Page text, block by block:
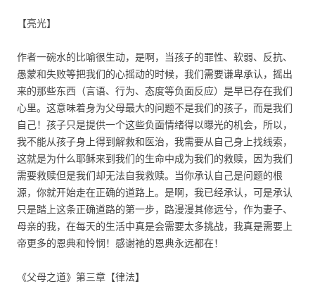
【亮光】
作者一碗水的比喻很生动，是啊，当孩子的罪性、软弱、反抗、
愚蒙和失败等把我们的心摇动的时候，我们需要谦卑承认，摇出
来的那些东西（言语、行为、态度等负面反应）是早已存在我们
心里。这意味着身为父母最大的问题不是我们的孩子，而是我们
自己！孩子只是提供一个这些负面情绪得以曝光的机会，所以，
我不能从孩子身上得到解救和医治，我需要从自己身上找线索，
这就是为什么耶稣来到我们的生命中成为我们的救赎，因为我们
需要救赎但是我们却无法自我救赎。当你承认自己是问题的根
源，你就开始走在正确的道路上。是啊，我已经承认，可是承认
只是踏上这条正确道路的第一步，路漫漫其修远兮，作为妻子、
母亲的我，在每天的生活中真是会需要太多挑战，我真是需要上
帝更多的恩典和怜悯！感谢祂的恩典永远都在！
《父母之道》第三章【律法】